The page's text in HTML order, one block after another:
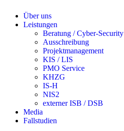
Über uns
Leistungen
Beratung / Cyber-Security
Ausschreibung
Projektmanagement
KIS / LIS
PMO Service
KHZG
IS-H
NIS2
externer ISB / DSB
Media
Fallstudien